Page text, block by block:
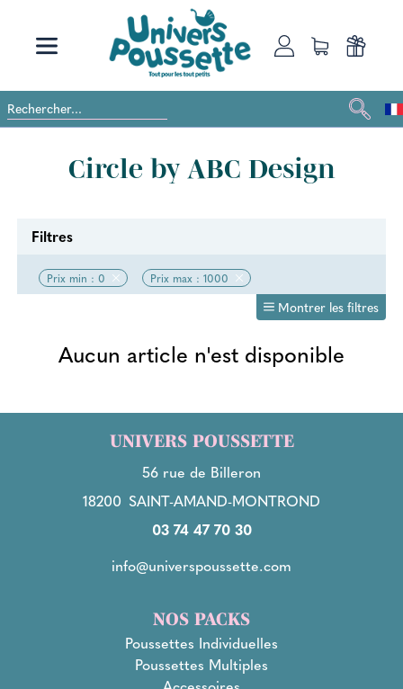
Circle by ABC Design
Filtres
Prix min : 0 Prix max : 1000
Montrer les filtres
Aucun article n'est disponible
UNIVERS POUSSETTE
56 rue de Billeron
18200 SAINT-AMAND-MONTROND
03 74 47 70 30
info@universpoussette.com
NOS PACKS
Poussettes Individuelles
Poussettes Multiples